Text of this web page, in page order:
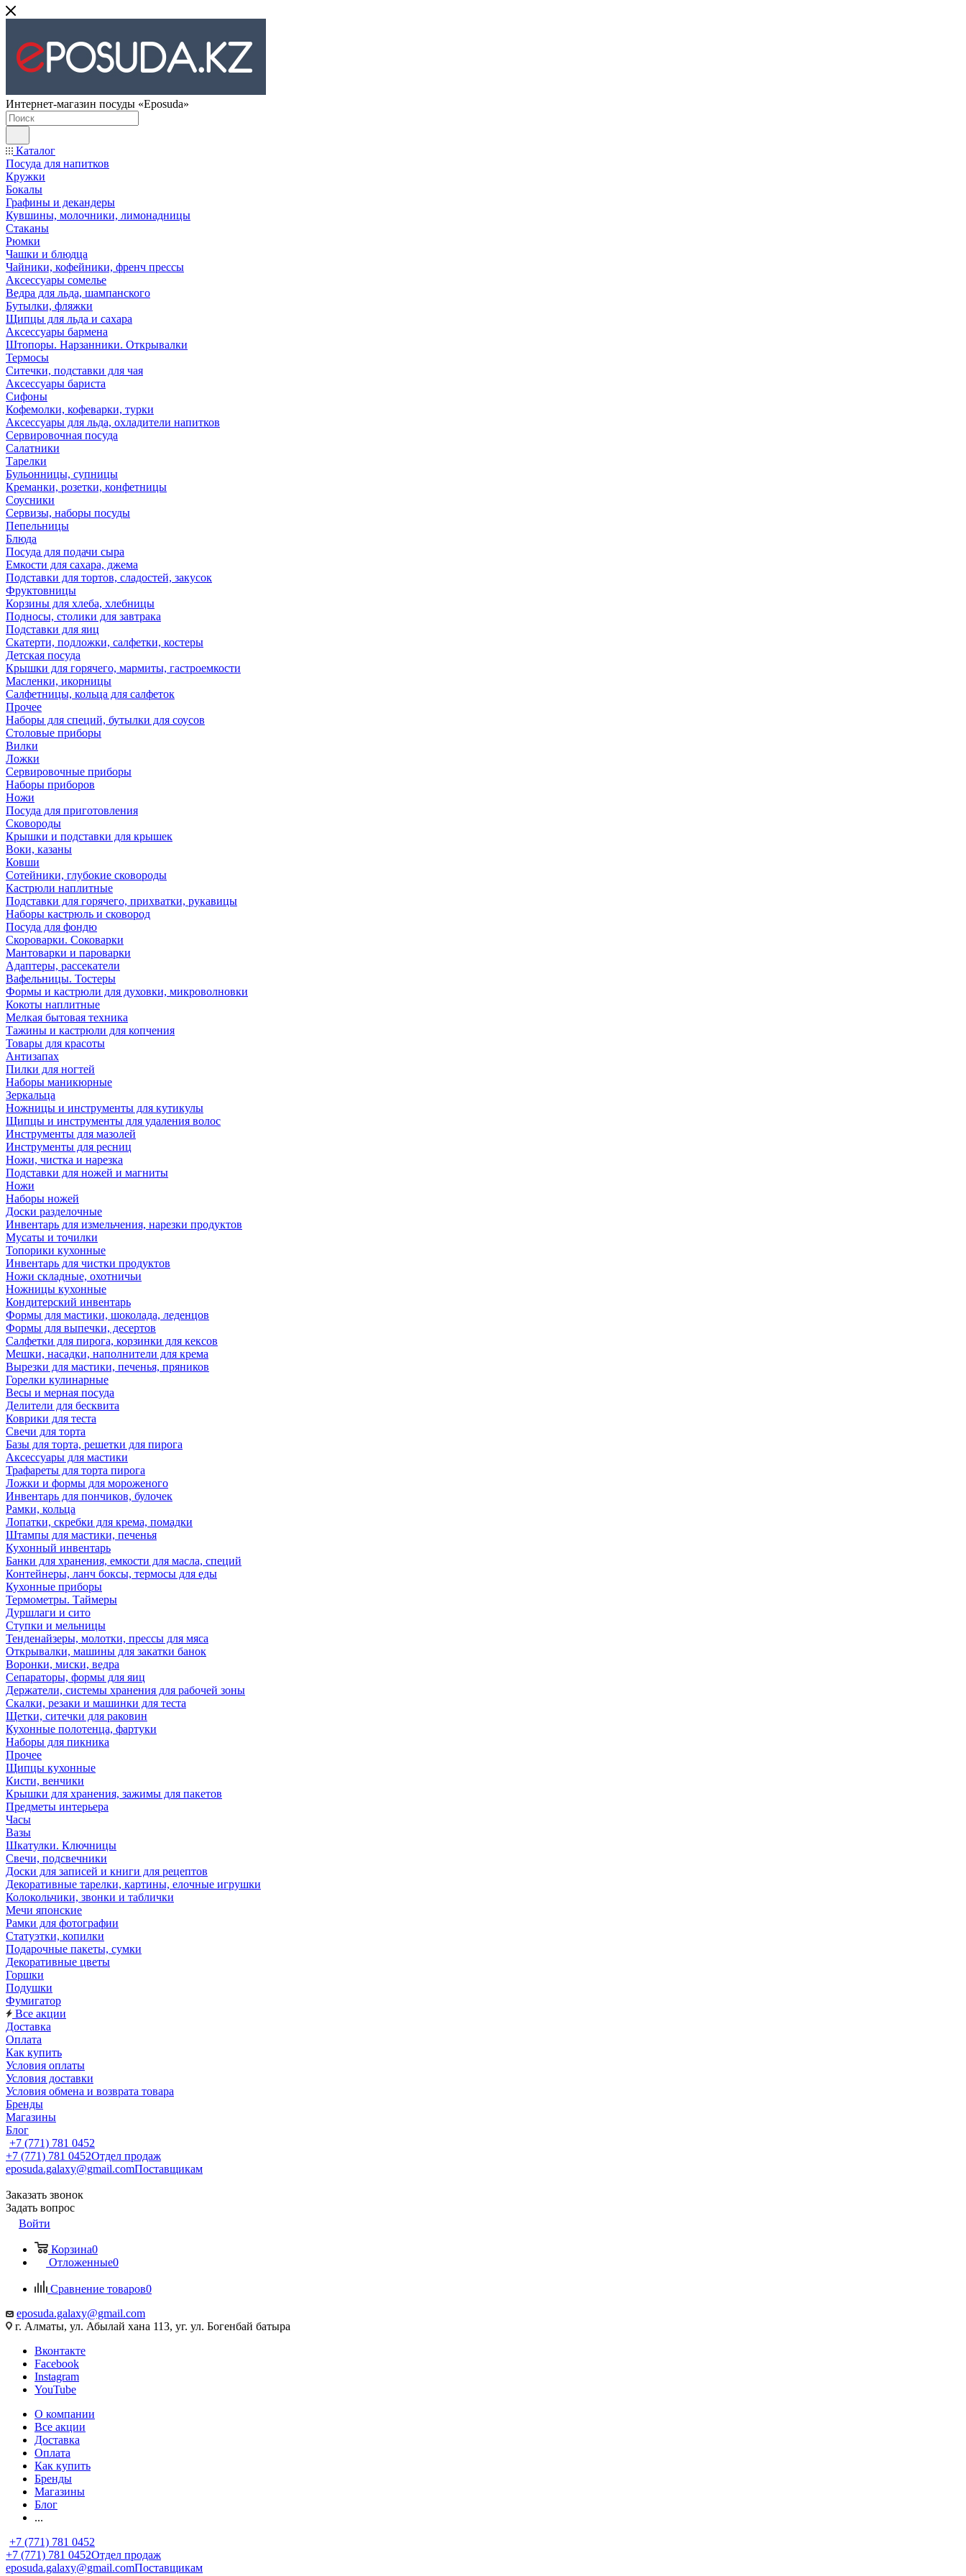
Интернет-магазин посуды «Eposuda»
Каталог
Посуда для напитков
Кружки
Бокалы
Графины и декандеры
Кувшины, молочники, лимонадницы
Стаканы
Рюмки
Чашки и блюдца
Чайники, кофейники, френч прессы
Аксессуары сомелье
Ведра для льда, шампанского
Бутылки, фляжки
Щипцы для льда и сахара
Аксессуары бармена
Штопоры. Нарзанники. Открывалки
Термосы
Ситечки, подставки для чая
Аксессуары бариста
Сифоны
Кофемолки, кофеварки, турки
Аксессуары для льда, охладители напитков
Сервировочная посуда
Салатники
Тарелки
Бульонницы, супницы
Креманки, розетки, конфетницы
Соусники
Сервизы, наборы посуды
Пепельницы
Блюда
Посуда для подачи сыра
Емкости для сахара, джема
Подставки для тортов, сладостей, закусок
Фруктовницы
Корзины для хлеба, хлебницы
Подносы, столики для завтрака
Подставки для яиц
Скатерти, подложки, салфетки, костеры
Детская посуда
Крышки для горячего, мармиты, гастроемкости
Масленки, икорницы
Салфетницы, кольца для салфеток
Прочее
Наборы для специй, бутылки для соусов
Столовые приборы
Вилки
Ложки
Сервировочные приборы
Наборы приборов
Ножи
Посуда для приготовления
Сковороды
Крышки и подставки для крышек
Воки, казаны
Ковши
Сотейники, глубокие сковороды
Кастрюли наплитные
Подставки для горячего, прихватки, рукавицы
Наборы кастрюль и сковород
Посуда для фондю
Скороварки. Соковарки
Мантоварки и пароварки
Адаптеры, рассекатели
Вафельницы. Тостеры
Формы и кастрюли для духовки, микроволновки
Кокоты наплитные
Мелкая бытовая техника
Тажины и кастрюли для копчения
Товары для красоты
Антизапах
Пилки для ногтей
Наборы маникюрные
Зеркальца
Ножницы и инструменты для кутикулы
Щипцы и инструменты для удаления волос
Инструменты для мазолей
Инструменты для ресниц
Ножи, чистка и нарезка
Подставки для ножей и магниты
Ножи
Наборы ножей
Доски разделочные
Инвентарь для измельчения, нарезки продуктов
Мусаты и точилки
Топорики кухонные
Инвентарь для чистки продуктов
Ножи складные, охотничьи
Ножницы кухонные
Кондитерский инвентарь
Формы для мастики, шоколада, леденцов
Формы для выпечки, десертов
Салфетки для пирога, корзинки для кексов
Мешки, насадки, наполнители для крема
Вырезки для мастики, печенья, пряников
Горелки кулинарные
Весы и мерная посуда
Делители для бесквита
Коврики для теста
Свечи для торта
Базы для торта, решетки для пирога
Аксессуары для мастики
Трафареты для торта пирога
Ложки и формы для мороженого
Инвентарь для пончиков, булочек
Рамки, кольца
Лопатки, скребки для крема, помадки
Штампы для мастики, печенья
Кухонный инвентарь
Банки для хранения, емкости для масла, специй
Контейнеры, ланч боксы, термосы для еды
Кухонные приборы
Термометры. Таймеры
Дуршлаги и сито
Ступки и мельницы
Тенденайзеры, молотки, прессы для мяса
Открывалки, машины для закатки банок
Воронки, миски, ведра
Сепараторы, формы для яиц
Держатели, системы хранения для рабочей зоны
Скалки, резаки и машинки для теста
Щетки, ситечки для раковин
Кухонные полотенца, фартуки
Наборы для пикника
Прочее
Щипцы кухонные
Кисти, венчики
Крышки для хранения, зажимы для пакетов
Предметы интерьера
Часы
Вазы
Шкатулки. Ключницы
Свечи, подсвечники
Доски для записей и книги для рецептов
Декоративные тарелки, картины, елочные игрушки
Колокольчики, звонки и таблички
Мечи японские
Рамки для фотографии
Статуэтки, копилки
Подарочные пакеты, сумки
Декоративные цветы
Горшки
Подушки
Фумигатор
Все акции
Доставка
Оплата
Как купить
Условия оплаты
Условия доставки
Условия обмена и возврата товара
Бренды
Магазины
Блог
+7 (771) 781 0452
+7 (771) 781 0452Отдел продаж
eposuda.galaxy@gmail.comПоставщикам
Заказать звонок
Задать вопрос
Войти
Корзина0
Отложенные0
Сравнение товаров0
eposuda.galaxy@gmail.com
г. Алматы, ул. Абылай хана 113, уг. ул. Богенбай батыра
Вконтакте
Facebook
Instagram
YouTube
О компании
Все акции
Доставка
Оплата
Как купить
Бренды
Магазины
Блог
...
+7 (771) 781 0452
+7 (771) 781 0452Отдел продаж
eposuda.galaxy@gmail.comПоставщикам